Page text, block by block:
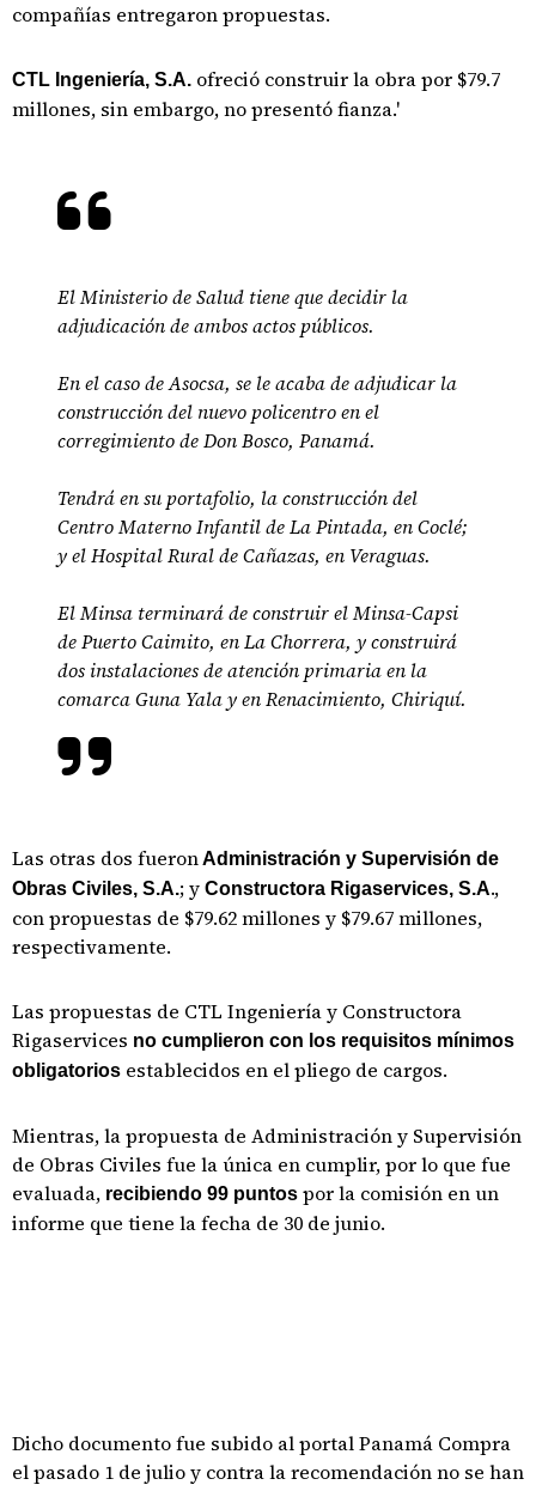
compañías entregaron propuestas.
CTL Ingeniería, S.A. ofreció construir la obra por $79.7
millones, sin embargo, no presentó fianza.'
El Ministerio de Salud tiene que decidir la
adjudicación de ambos actos públicos.
En el caso de Asocsa, se le acaba de adjudicar la
construcción del nuevo policentro en el
corregimiento de Don Bosco, Panamá.
Tendrá en su portafolio, la construcción del
Centro Materno Infantil de La Pintada, en Coclé;
y el Hospital Rural de Cañazas, en Veraguas.
El Minsa terminará de construir el Minsa-Capsi
de Puerto Caimito, en La Chorrera, y construirá
dos instalaciones de atención primaria en la
comarca Guna Yala y en Renacimiento, Chiriquí.
Las otras dos fueronAdministración y Supervisión de
Obras Civiles, S.A.; y Constructora Rigaservices, S.A.,
con propuestas de $79.62 millones y $79.67 millones,
respectivamente.
Las propuestas de CTL Ingeniería y Constructora
Rigaservices no cumplieron con los requisitos mínimos
obligatorios establecidos en el pliego de cargos.
Mientras, la propuesta de Administración y Supervisión
de Obras Civiles fue la única en cumplir, por lo que fue
evaluada, recibiendo 99 puntos por la comisión en un
informe que tiene la fecha de 30 de junio.
Dicho documento fue subido al portal Panamá Compra
el pasado 1 de julio y contra la recomendación no se han